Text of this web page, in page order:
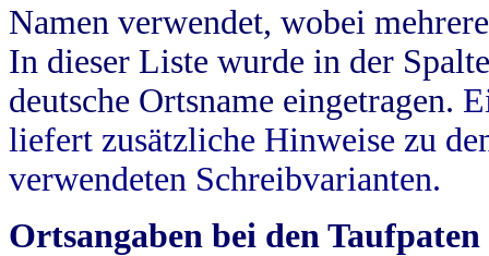
Namen verwendet, wobei
In dieser Liste wurde in der
deutsche Ortsname eingetragen.
liefert zusätzliche Hinweise zu
verwendeten Schreibvarianten.
Ortsangaben bei den Taufpaten